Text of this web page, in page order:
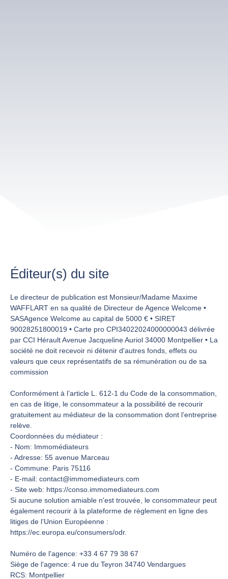
Éditeur(s) du site
Le directeur de publication est Monsieur/Madame Maxime
WAFFLART en sa qualité de Directeur de Agence Welcome •
SASAgence Welcome au capital de 5000 € • SIRET
90028251800019 • Carte pro CPI34022024000000043 délivrée
par CCI Hérault Avenue Jacqueline Auriol 34000 Montpellier • La
société ne doit recevoir ni détenir d'autres fonds, effets ou
valeurs que ceux représentatifs de sa rémunération ou de sa
commission
Conformément à l’article L. 612-1 du Code de la consommation,
en cas de litige, le consommateur a la possibilité de recourir
gratuitement au médiateur de la consommation dont l’entreprise
relève.
Coordonnées du médiateur :
- Nom: Immomédiateurs
- Adresse: 55 avenue Marceau
- Commune: Paris 75116
- E-mail: contact@immomediateurs.com
- Site web: https://conso.immomediateurs.com
Si aucune solution amiable n'est trouvée, le consommateur peut
également recourir à la plateforme de règlement en ligne des
litiges de l’Union Européenne :
https://ec.europa.eu/consumers/odr.
Numéro de l'agence: +33 4 67 79 38 67
Siège de l'agence: 4 rue du Teyron 34740 Vendargues
RCS: Montpellier